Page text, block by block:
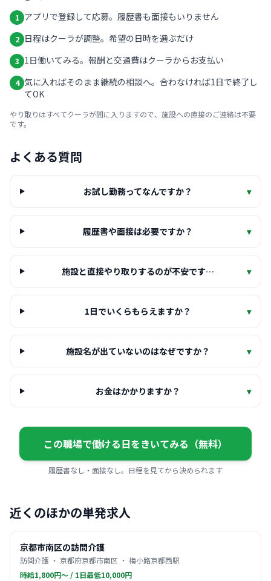
1 アプリで登録して応募。履歴書も面接もいりません
2 日程はクーラが調整。希望の日時を選ぶだけ
3 1日働いてみる。報酬と交通費はクーラからお支払い
4 気に入ればそのまま継続の相談へ。合わなければ1日で終了し
てOK
やり取りはすべてクーラが間に入りますので、施設への直接のご連絡は不要
です。
よくある質問
お試し勤務ってなんですか？ ▾
履歴書や面接は必要ですか？ ▾
施設と直接やり取りするのが不安です… ▾
1日でいくらもらえますか？ ▾
施設名が出ていないのはなぜですか？ ▾
お金はかかりますか？ ▾
この職場で働ける日をきいてみる（無料）
履歴書なし・面接なし。日程を見てから決められます
近くのほかの単発求人
京都市南区の訪問介護
訪問介護 ・ 京都府京都市南区 ・ 梅小路京都西駅
時給1,800円〜 / 1日最低10,000円